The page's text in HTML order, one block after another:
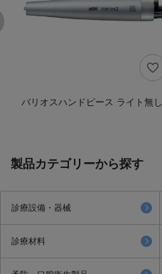
バリオスハンドピース ライト無し
製品カテゴリーから探す
診療設備・器械
診療材料